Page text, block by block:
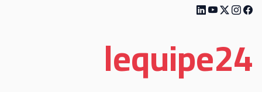
lequipe24